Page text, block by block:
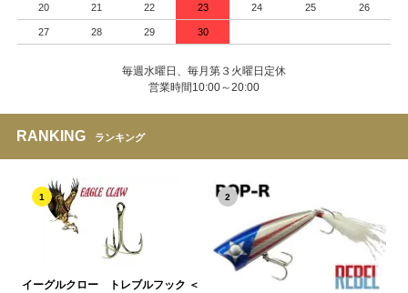
20 21 22 23 24 25 26
27 28 29 30
毎週水曜日、毎月第３火曜日定休
営業時間10:00～20:00
RANKING ランキング
1
イーグルクロー トレブルフック ＜
2